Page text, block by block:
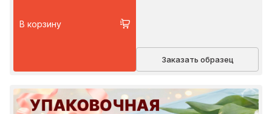
В корзину
Заказать образец